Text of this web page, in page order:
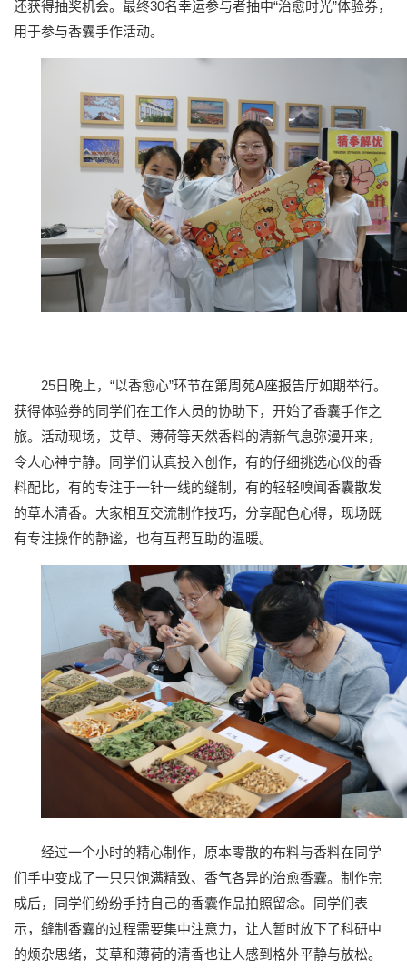
还获得抽奖机会。最终30名幸运参与者抽中“治愈时光”体验券，
用于参与香囊手作活动。
25日晚上，“以香愈心”环节在第周苑A座报告厅如期举行。
获得体验券的同学们在工作人员的协助下，开始了香囊手作之
旅。活动现场，艾草、薄荷等天然香料的清新气息弥漫开来，
令人心神宁静。同学们认真投入创作，有的仔细挑选心仪的香
料配比，有的专注于一针一线的缝制，有的轻轻嗅闻香囊散发
的草木清香。大家相互交流制作技巧，分享配色心得，现场既
有专注操作的静谧，也有互帮互助的温暖。
经过一个小时的精心制作，原本零散的布料与香料在同学
们手中变成了一只只饱满精致、香气各异的治愈香囊。制作完
成后，同学们纷纷手持自己的香囊作品拍照留念。同学们表
示，缝制香囊的过程需要集中注意力，让人暂时放下了科研中
的烦杂思绪，艾草和薄荷的清香也让人感到格外平静与放松。